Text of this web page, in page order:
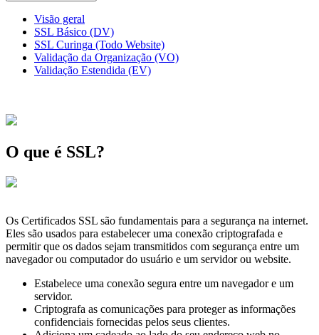
Visão geral
SSL Básico (DV)
SSL Curinga (Todo Website)
Validação da Organização (VO)
Validação Estendida (EV)
O que é SSL?
Os Certificados SSL são fundamentais para a segurança na internet.
Eles são usados para estabelecer uma conexão criptografada e
permitir que os dados sejam transmitidos com segurança entre um
navegador ou computador do usuário e um servidor ou website.
Estabelece uma conexão segura entre um navegador e um
servidor.
Criptografa as comunicações para proteger as informações
confidenciais fornecidas pelos seus clientes.